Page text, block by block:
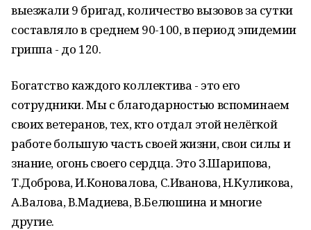
выезжали 9 бригад, количество вызовов за сутки
составляло в среднем 90-100, в период эпидемии
гриппа - до 120.
Богатство каждого коллектива - это его
сотрудники. Мы с благодарностью вспоминаем
своих ветеранов, тех, кто отдал этой нелёгкой
работе большую часть своей жизни, свои силы и
знание, огонь своего сердца. Это З.Шарипова,
Т.Доброва, И.Коновалова, С.Иванова, Н.Куликова,
А.Валова, В.Мадиева, В.Белюшина и многие
другие.